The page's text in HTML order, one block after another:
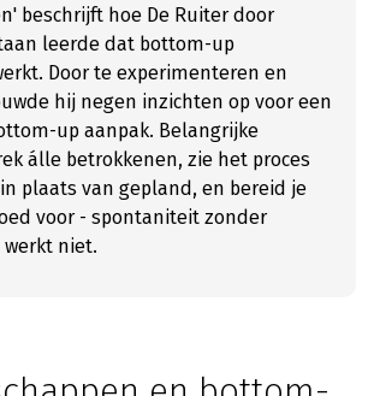
beschrijft hoe De Ruiter door
leerde dat bottom-up
Door te experimenteren en
hij negen inzichten op voor een
up aanpak. Belangrijke
álle betrokkenen, zie het proces
plaats van gepland, en bereid je
voor - spontaniteit zonder
niet.